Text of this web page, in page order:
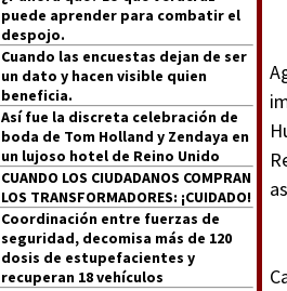
puede aprender para combatir el
despojo.
Cuando las encuestas dejan de ser
un dato y hacen visible quien
beneficia.
Así fue la discreta celebración de
boda de Tom Holland y Zendaya en
un lujoso hotel de Reino Unido
CUANDO LOS CIUDADANOS COMPRAN
LOS TRANSFORMADORES: ¡CUIDADO!
Coordinación entre fuerzas de
seguridad, decomisa más de 120
dosis de estupefacientes y
recuperan 18 vehículos